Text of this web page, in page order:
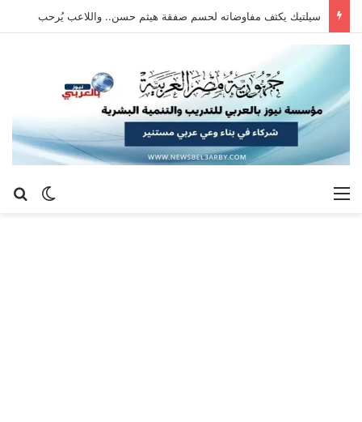
سيلتيك يكثف مفاوضاته لحسم صفقة هيثم حسن.. واللاعب يُرحب
الوضع القائمة